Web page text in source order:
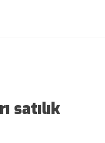
satılık